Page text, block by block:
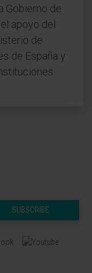
Gobierno de
apoyo del
de
de España y
SUBSCRIBE